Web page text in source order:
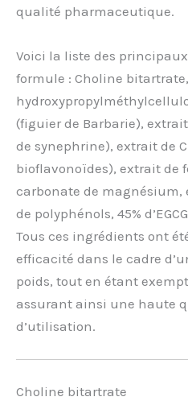
qualité pharmaceutique.
Voici la liste des
formule : Choline
(figuier de Barbarie),
de synephrine), extrait de
bioflavonoïdes), extrait de
carbonate de magnésium,
de polyphénols, 45%
Tous ces ingrédients ont
efficacité dans le cadre
poids, tout en étant
assurant ainsi une haute
d’utilisation.
Choline bitartrate